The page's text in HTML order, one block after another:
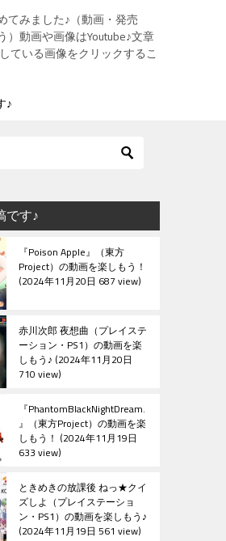
てみました♪（動画・発売
動画や画像はYoutube♪文章
ている画像をクリックするこ
♪
です♪
『Poison Apple』（東方
Project）の動画を楽しもう！
2024年11月20日 687 view
赤川次郎 夜想曲（プレイステ
ーション・PS1）の動画を楽
しもう♪ 2024年11月20日
710 view
『PhantomBlackNightDream.
』（東方Project）の動画を楽
しもう！ 2024年11月19日
633 view
ときめきの放課後 ねっ★クイ
ズしよ（プレイステーショ
ン・PS1）の動画を楽しもう♪
2024年11月19日 561 view